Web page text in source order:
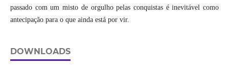
passado com um misto de orgulho pelas conquistas é inevitável como
antecipação para o que ainda está por vir.
DOWNLOADS